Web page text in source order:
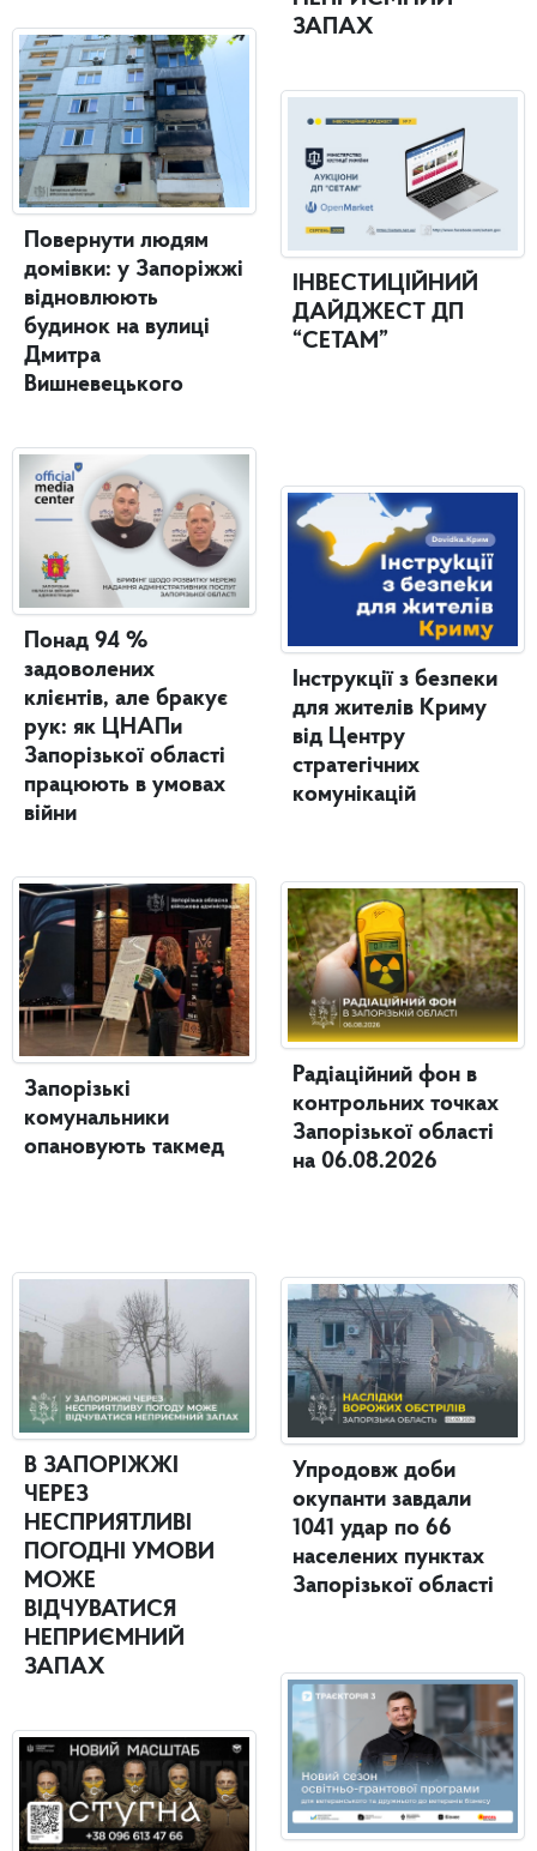
Повернути людям
домівки: у Запоріжжі
відновлюють
будинок на вулиці
Дмитра
Вишневецького
Понад 94 %
задоволених
клієнтів, але бракує
рук: як ЦНАПи
Запорізької області
працюють в умовах
війни
Запорізькі
комунальники
опановують такмед
В ЗАПОРІЖЖІ
ЧЕРЕЗ
НЕСПРИЯТЛИВІ
ПОГОДНІ УМОВИ
МОЖЕ
ВІДЧУВАТИСЯ
НЕПРИЄМНИЙ
ЗАПАХ
ЗАПАХ
ІНВЕСТИЦІЙНИЙ
ДАЙДЖЕСТ ДП
“СЕТАМ”
Інструкції з безпеки
для жителів Криму
від Центру
стратегічних
комунікацій
Радіаційний фон в
контрольних точках
Запорізької області
на 06.08.2026
Упродовж доби
окупанти завдали
1041 удар по 66
населених пунктах
Запорізької області